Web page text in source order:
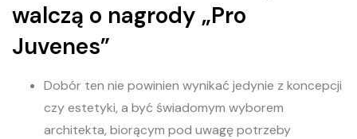
walczą o nagrody „Pro
Juvenes”
Dobór ten nie powinien wynikać jedynie z koncepcji
czy estetyki, a być świadomym wyborem
architekta, biorącym pod uwagę potrzeby